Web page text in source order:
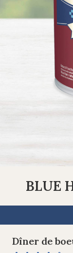
BLUE
Dîner de